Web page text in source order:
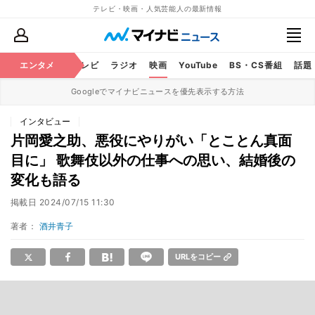
テレビ・映画・人気芸能人の最新情報
エンタメ
芸能 テレビ ラジオ 映画 YouTube BS・CS番組 話題
Googleでマイナビニュースを優先表示する方法
インタビュー
片岡愛之助、悪役にやりがい「とことん真面
目に」 歌舞伎以外の仕事への思い、結婚後の
変化も語る
掲載日 2024/07/15 11:30
著者： 酒井青子
URLをコピー